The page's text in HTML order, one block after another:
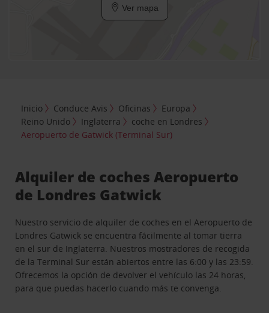
Ver mapa
Inicio Conduce Avis Oficinas
Europa
Reino Unido
Inglaterra
coche en Londres
Aeropuerto de Gatwick (Terminal Sur)
Alquiler de coches Aeropuerto
de Londres Gatwick
Nuestro servicio de alquiler de coches en el Aeropuerto de
Londres Gatwick se encuentra fácilmente al tomar tierra
en el sur de Inglaterra. Nuestros mostradores de recogida
de la Terminal Sur están abiertos entre las 6:00 y las 23:59.
Ofrecemos la opción de devolver el vehículo las 24 horas,
para que puedas hacerlo cuando más te convenga.